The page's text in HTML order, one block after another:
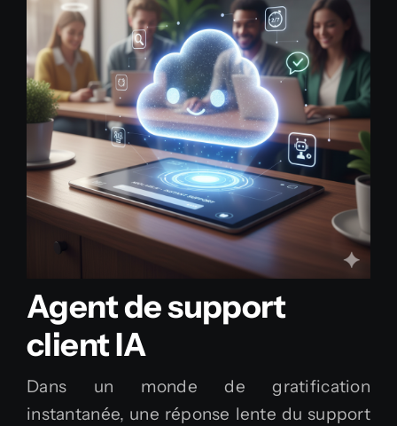
Agent de support
client IA
Dans un monde de gratification
instantanée, une réponse lente du support